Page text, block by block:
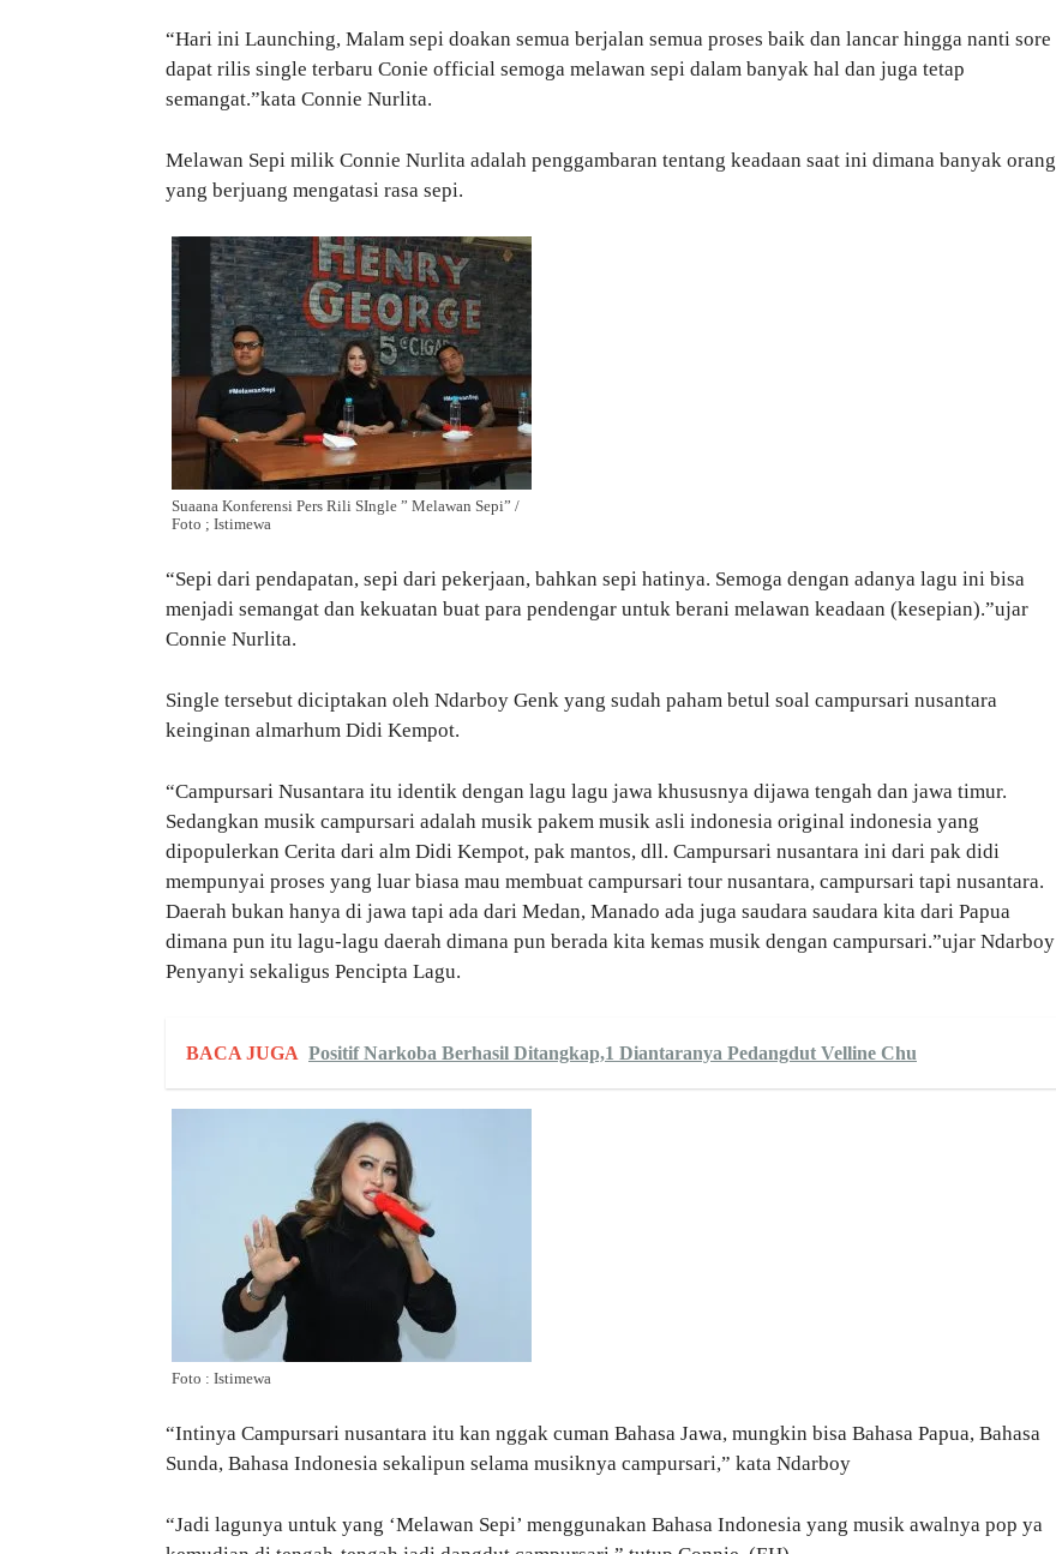
“Hari ini Launching, Malam sepi doakan semua berjalan semua proses baik dan lancar hingga nanti sore
dapat rilis single terbaru Conie official semoga melawan sepi dalam banyak hal dan juga tetap
semangat.”kata Connie Nurlita.
Melawan Sepi milik Connie Nurlita adalah penggambaran tentang keadaan saat ini dimana banyak orang
yang berjuang mengatasi rasa sepi.
Suaana Konferensi Pers Rili SIngle ” Melawan Sepi” /
Foto ; Istimewa
“Sepi dari pendapatan, sepi dari pekerjaan, bahkan sepi hatinya. Semoga dengan adanya lagu ini bisa
menjadi semangat dan kekuatan buat para pendengar untuk berani melawan keadaan (kesepian).”ujar
Connie Nurlita.
Single tersebut diciptakan oleh Ndarboy Genk yang sudah paham betul soal campursari nusantara
keinginan almarhum Didi Kempot.
“Campursari Nusantara itu identik dengan lagu lagu jawa khususnya dijawa tengah dan jawa timur.
Sedangkan musik campursari adalah musik pakem musik asli indonesia original indonesia yang
dipopulerkan Cerita dari alm Didi Kempot, pak mantos, dll. Campursari nusantara ini dari pak didi
mempunyai proses yang luar biasa mau membuat campursari tour nusantara, campursari tapi nusantara.
Daerah bukan hanya di jawa tapi ada dari Medan, Manado ada juga saudara saudara kita dari Papua
dimana pun itu lagu-lagu daerah dimana pun berada kita kemas musik dengan campursari.”ujar Ndarboy
Penyanyi sekaligus Pencipta Lagu.
BACA JUGA Positif Narkoba Berhasil Ditangkap,1 Diantaranya Pedangdut Velline Chu
Foto : Istimewa
“Intinya Campursari nusantara itu kan nggak cuman Bahasa Jawa, mungkin bisa Bahasa Papua, Bahasa
Sunda, Bahasa Indonesia sekalipun selama musiknya campursari,” kata Ndarboy
“Jadi lagunya untuk yang ‘Melawan Sepi’ menggunakan Bahasa Indonesia yang musik awalnya pop ya